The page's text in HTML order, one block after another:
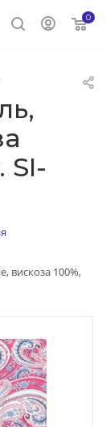
0
SI-
вискоза 100%,